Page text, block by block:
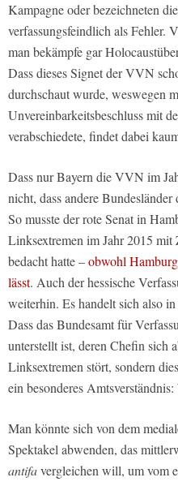
Kampagne oder bezeichneten
verfassungsfeindlich als Fehler.
man bekämpfe gar
Dass dieses Signet der VVN
durchschaut wurde, weswegen
Unvereinbarkeitsbeschluss mit
verabschiedete, findet dabei
Dass nur Bayern die VVN im
nicht, dass andere
So musste der rote Senat in
Linksextremen im Jahr 2015
bedacht hatte –obwohl
lässt. Auch der hessische
weiterhin. Es handelt sich also
Dass das Bundesamt für
unterstellt ist, deren Chefin sich
Linksextremen stört, sondern
ein besonderes
Man könnte sich von dem
Spektakel abwenden, das
antifavergleichen will, um vom